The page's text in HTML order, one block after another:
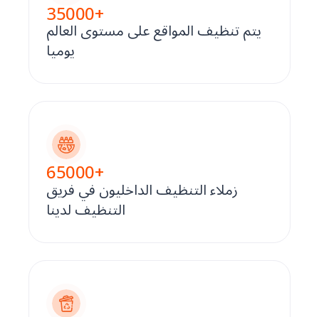
35000+
يتم تنظيف المواقع على مستوى العالم
يوميا
65000+
زملاء التنظيف الداخليون في فريق
التنظيف لدينا